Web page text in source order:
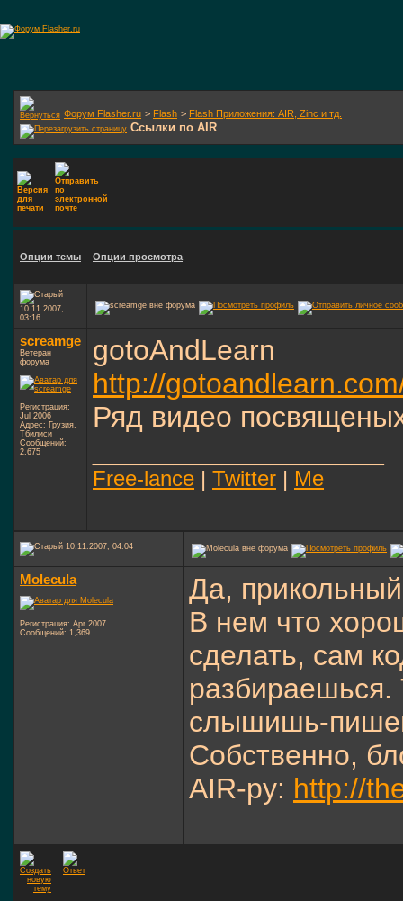
Форум Flasher.ru > Flash > Flash Приложения: AIR, Zinc и тд.
Ссылки по AIR
Опции темы Опции просмотра
10.11.2007,
03:16
screamge
Ветеран
форума
Регистрация:
Jul 2006
Адрес: Грузия,
Тбилиси
Сообщений:
2,675
gotoAndLearn
http://
Ряд видео
Free-lance | Twitter | Me
10.11.2007, 04:04
Molecula
Регистрация: Apr 2007
Сообщений: 1,369
Да,
В нем что
сделать, сам
слышишь-
Собственно,
AIR-ру: http://